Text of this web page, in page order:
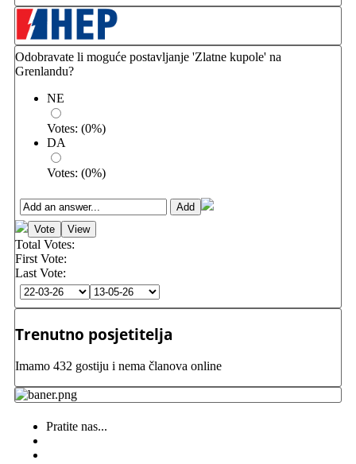
Odobravate li moguće postavljanje 'Zlatne kupole' na
Grenlandu?
NE
Votes: (0%)
DA
Votes: (0%)
Total Votes:
First Vote:
Last Vote:
Trenutno posjetitelja
Imamo 432 gostiju i nema članova online
Pratite nas...